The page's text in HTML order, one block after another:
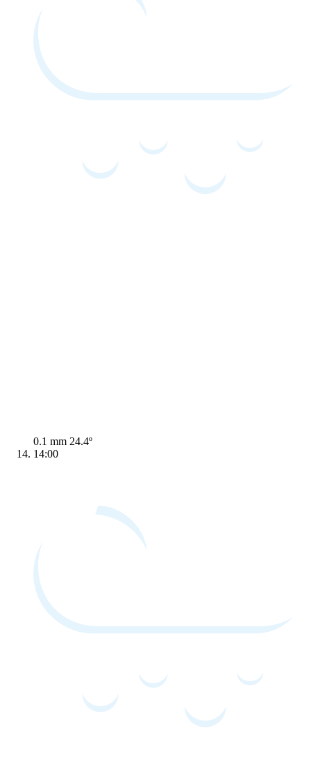
0.1 mm 24.4º
14:00